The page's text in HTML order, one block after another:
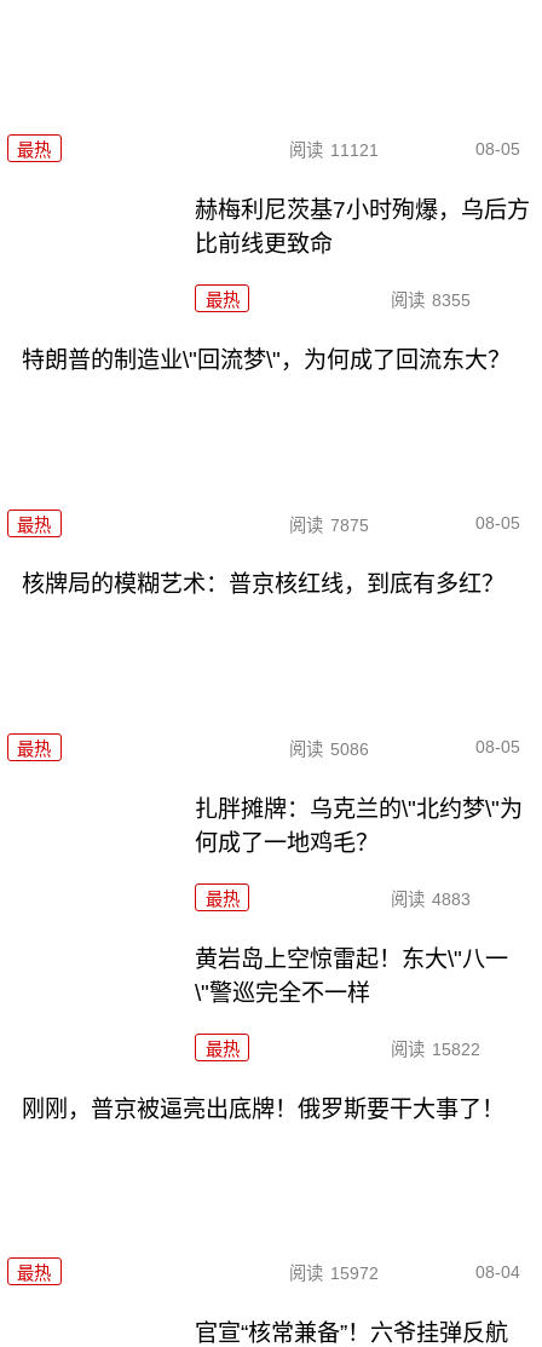
最热 阅读 11121 08-05
赫梅利尼茨基7小时殉爆，乌后方
比前线更致命
最热 阅读 8355
特朗普的制造业\"回流梦\"，为何成了回流东大？
最热 阅读 7875 08-05
核牌局的模糊艺术：普京核红线，到底有多红？
最热 阅读 5086 08-05
扎胖摊牌：乌克兰的\"北约梦\"为
何成了一地鸡毛？
最热 阅读 4883
黄岩岛上空惊雷起！东大\"八一
\"警巡完全不一样
最热 阅读 15822
刚刚，普京被逼亮出底牌！俄罗斯要干大事了！
最热 阅读 15972 08-04
官宣“核常兼备”！六爷挂弹反航